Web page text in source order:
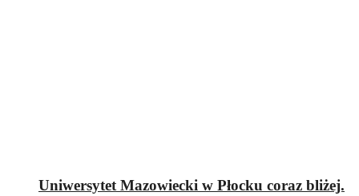
Uniwersytet Mazowiecki w Płocku coraz bliżej.